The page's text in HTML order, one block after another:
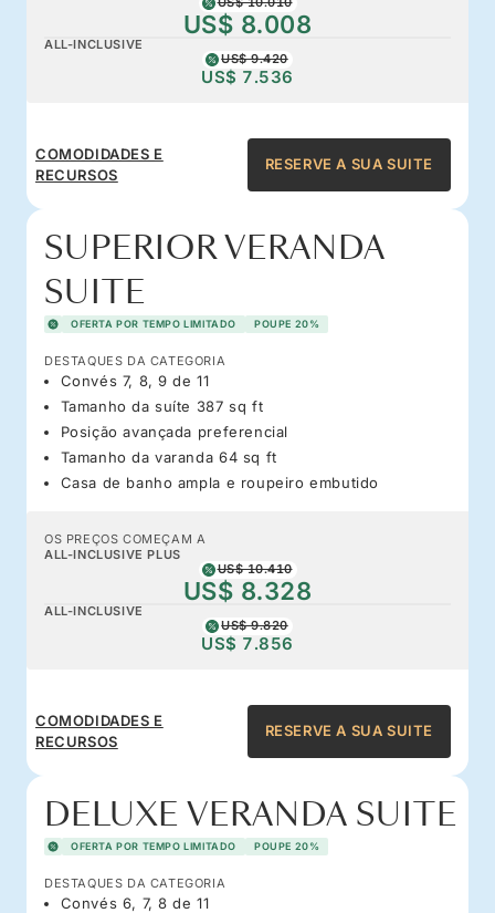
US$ 8.008
ALL-INCLUSIVE
US$ 9.420
US$ 7.536
COMODIDADES E
RECURSOS
RESERVE A SUA SUITE
SUPERIOR VERANDA
SUITE
OFERTA POR TEMPO LIMITADO POUPE 20%
DESTAQUES DA CATEGORIA
Convés 7, 8, 9 de 11
Tamanho da suíte 387 sq ft
Posição avançada preferencial
Tamanho da varanda 64 sq ft
Casa de banho ampla e roupeiro embutido
OS PREÇOS COMEÇAM A
ALL-INCLUSIVE PLUS
US$ 10.410
US$ 8.328
ALL-INCLUSIVE
US$ 9.820
US$ 7.856
COMODIDADES E
RECURSOS
RESERVE A SUA SUITE
DELUXE VERANDA SUITE
OFERTA POR TEMPO LIMITADO POUPE 20%
DESTAQUES DA CATEGORIA
Convés 6, 7, 8 de 11